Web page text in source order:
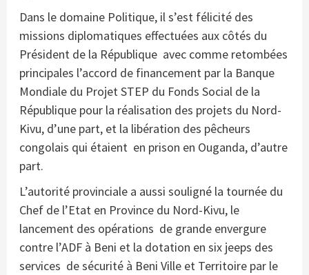
Dans le domaine Politique, il s’est félicité des
missions diplomatiques effectuées aux côtés du
Président de la République avec comme retombées
principales l’accord de financement par la Banque
Mondiale du Projet STEP du Fonds Social de la
République pour la réalisation des projets du Nord-
Kivu, d’une part, et la libération des pêcheurs
congolais qui étaient en prison en Ouganda, d’autre
part.
L’autorité provinciale a aussi souligné la tournée du
Chef de l’Etat en Province du Nord-Kivu, le
lancement des opérations de grande envergure
contre l’ADF à Beni et la dotation en six jeeps des
services de sécurité à Beni Ville et Territoire par le